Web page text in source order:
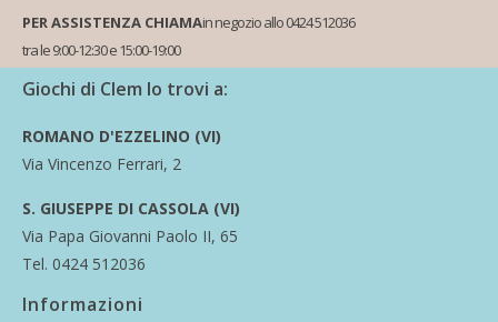
PER ASSISTENZA CHIAMAin negozio allo 0424 512036
tra le 9:00-12:30 e 15:00-19:00
Giochi di Clem lo trovi a:
ROMANO D'EZZELINO (VI)
Via Vincenzo Ferrari, 2
S. GIUSEPPE DI CASSOLA (VI)
Via Papa Giovanni Paolo II, 65
Tel. 0424 512036
Informazioni